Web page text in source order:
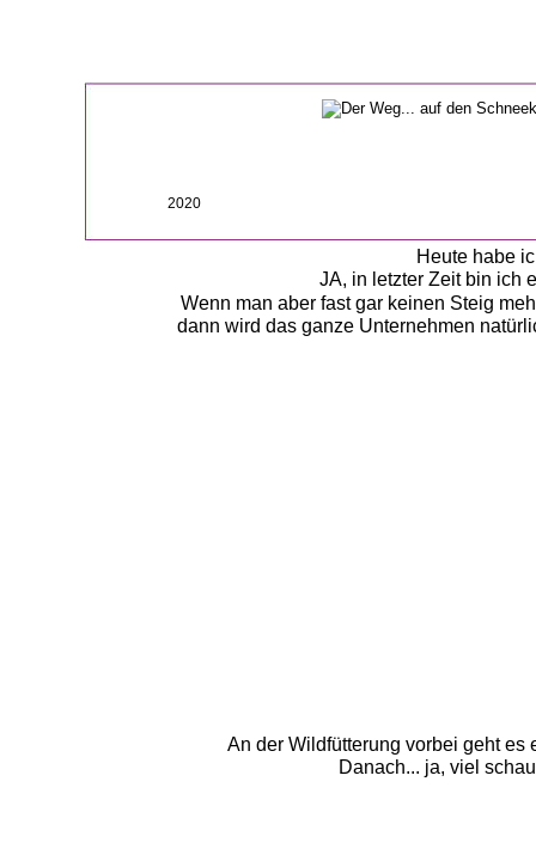
Heute habe
JA, in letzter Zeit bin ich
Wenn man aber fast gar keinen Steig
dann wird das ganze Unternehmen
2020
An der Wildfütterung vorbei geht
Danach... ja, viel